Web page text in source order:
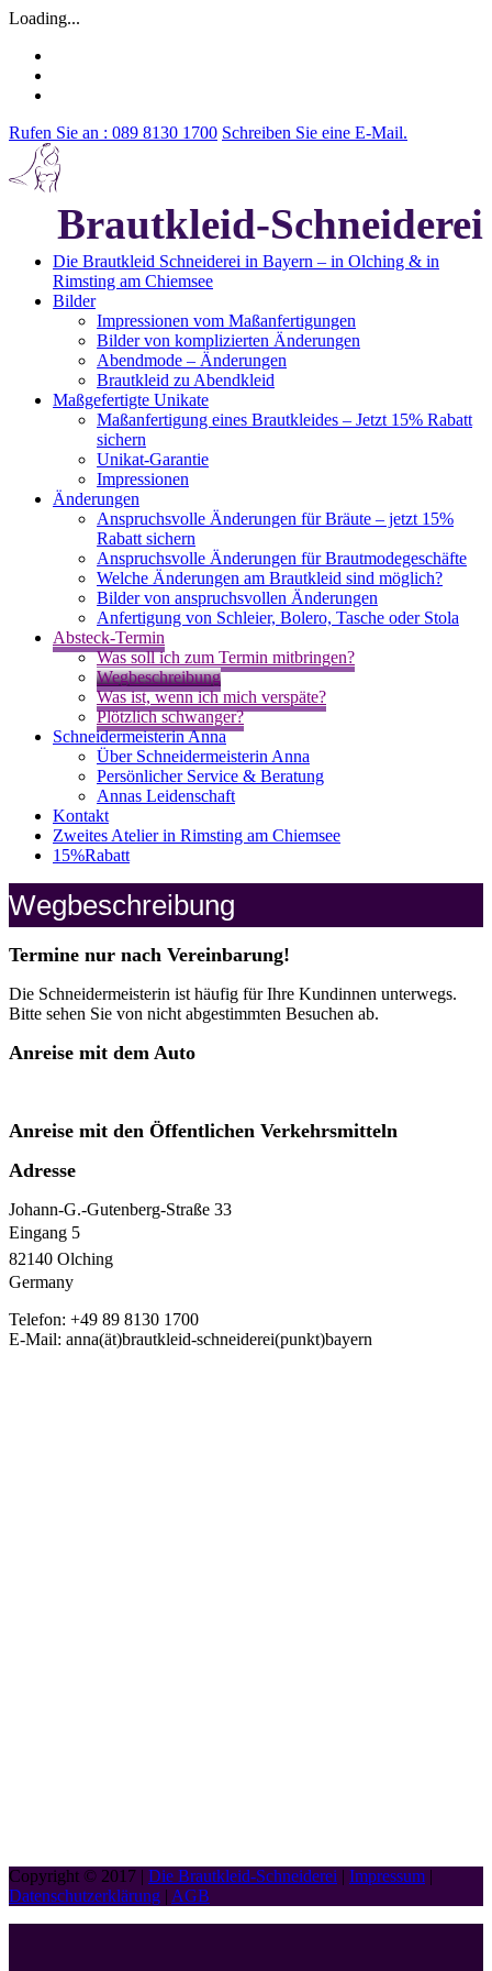
Loading...
Rufen Sie an : 089 8130 1700 Schreiben Sie eine E-Mail.
Brautkleid-Schneiderei
Die Brautkleid Schneiderei in Bayern – in Olching & in
Rimsting am Chiemsee
Bilder
Impressionen vom Maßanfertigungen
Bilder von komplizierten Änderungen
Abendmode – Änderungen
Brautkleid zu Abendkleid
Maßgefertigte Unikate
Maßanfertigung eines Brautkleides – Jetzt 15% Rabatt
sichern
Unikat-Garantie
Impressionen
Änderungen
Anspruchsvolle Änderungen für Bräute – jetzt 15%
Rabatt sichern
Anspruchsvolle Änderungen für Brautmodegeschäfte
Welche Änderungen am Brautkleid sind möglich?
Bilder von anspruchsvollen Änderungen
Anfertigung von Schleier, Bolero, Tasche oder Stola
Absteck-Termin
Was soll ich zum Termin mitbringen?
Wegbeschreibung
Was ist, wenn ich mich verspäte?
Plötzlich schwanger?
Schneidermeisterin Anna
Über Schneidermeisterin Anna
Persönlicher Service & Beratung
Annas Leidenschaft
Kontakt
Zweites Atelier in Rimsting am Chiemsee
15%Rabatt
Wegbeschreibung
Termine nur nach Vereinbarung!
Die Schneidermeisterin ist häufig für Ihre Kundinnen unterwegs.
Bitte sehen Sie von nicht abgestimmten Besuchen ab.
Anreise mit dem Auto
Anreise mit den Öffentlichen Verkehrsmitteln
Adresse
Johann-G.-Gutenberg-Straße 33
Eingang 5
82140 Olching
Germany
Telefon: +49 89 8130 1700
E-Mail: anna(ät)brautkleid-schneiderei(punkt)bayern
Copyright © 2017 | Die Brautkleid-Schneiderei | Impressum |
Datenschutzerklärung | AGB